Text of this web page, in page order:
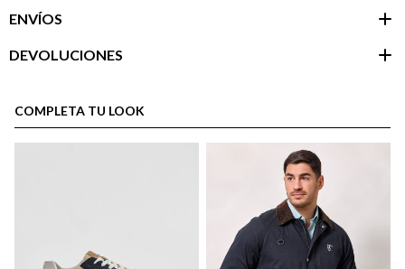
ENVÍOS
DEVOLUCIONES
cliente
COMPLETA TU LOOK